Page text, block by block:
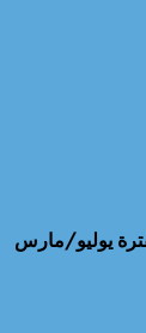
لتصل إلى نحو 34.9 مليار دولار (مقابل نحو 26.4 مليار دولار خلال الفترة يوليو/مارس